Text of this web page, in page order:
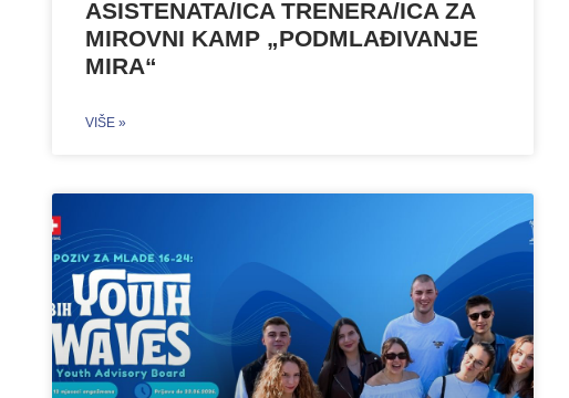
ASISTENATA/ICA TRENERA/ICA ZA
MIROVNI KAMP „PODMLAĐIVANJE
MIRA“
VIŠE »